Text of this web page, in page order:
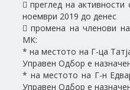
 преглед на
ноември 2019 до денес
 промена на членови
МК:
* на местото на Г-ца
Управен Одбор е
* на местото на Г-н
Управен Одбор е